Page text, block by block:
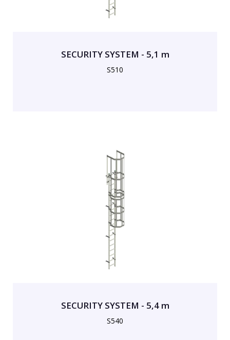
SECURITY SYSTEM - 5,1 m
S510
SECURITY SYSTEM - 5,4 m
S540